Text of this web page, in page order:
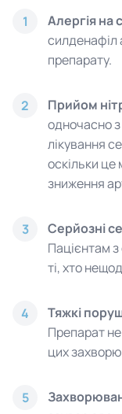
1 Алергія на
силденафіл
препарату.
2 Прийом
одночасно з
лікування
оскільки
зниження
3 Серйозні
Пацієнтам
ті, хто
4 Тяжкі
Препарат
цих
5